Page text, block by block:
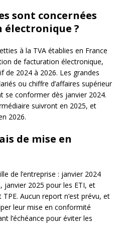
sont concernées
?
à la TVA établies en France
de facturation électronique,
de 2024 à 2026. Les grandes
ou chiffre d’affaires supérieur
se conformer dès janvier 2024.
suivront en 2025, et
2026.
de mise en
de l’entreprise : janvier 2024
janvier 2025 pour les ETI, et
Aucun report n’est prévu, et
leur mise en conformité
l’échéance pour éviter les